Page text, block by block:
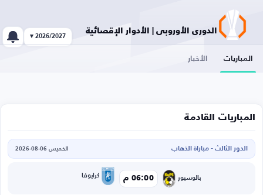
الدوري الأوروبي | الأدوار الإقصائية
2026/2027 ▾
المباريات الأخبار
المباريات القادمة
الدور الثالث - مباراة الذهاب الخميس 06-08-2026
بالوسيور 06:00 م كرايوفا